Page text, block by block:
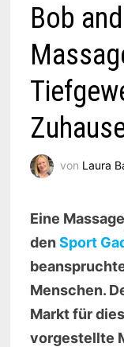
Bob
von Laura
Eine
den Sport
Menschen.
Markt für
vorgestellte